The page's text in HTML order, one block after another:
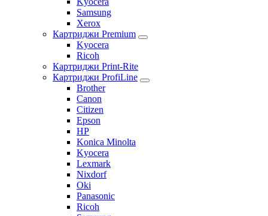
Samsung
Xerox
Картриджи Premium
Kyocera
Ricoh
Картриджи Print-Rite
Картриджи ProfiLine
Brother
Canon
Citizen
Epson
HP
Konica Minolta
Kyocera
Lexmark
Nixdorf
Oki
Panasonic
Ricoh